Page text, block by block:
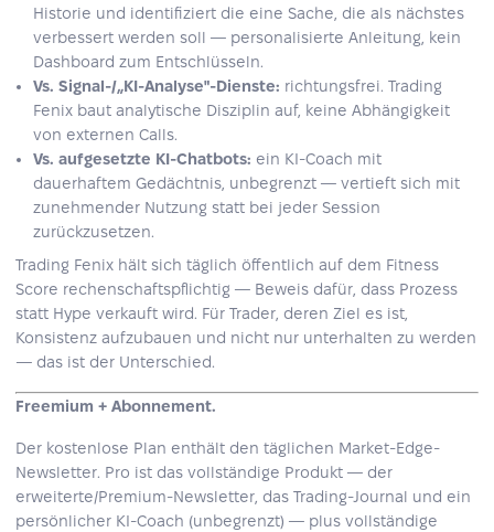
Historie und identifiziert die eine Sache, die als nächstes
verbessert werden soll — personalisierte Anleitung, kein
Dashboard zum Entschlüsseln.
Vs. Signal-/„KI-Analyse"-Dienste: richtungsfrei. Trading
Fenix baut analytische Disziplin auf, keine Abhängigkeit
von externen Calls.
Vs. aufgesetzte KI-Chatbots: ein KI-Coach mit
dauerhaftem Gedächtnis, unbegrenzt — vertieft sich mit
zunehmender Nutzung statt bei jeder Session
zurückzusetzen.
Trading Fenix hält sich täglich öffentlich auf dem Fitness
Score rechenschaftspflichtig — Beweis dafür, dass Prozess
statt Hype verkauft wird. Für Trader, deren Ziel es ist,
Konsistenz aufzubauen und nicht nur unterhalten zu werden
— das ist der Unterschied.
Freemium + Abonnement.
Der kostenlose Plan enthält den täglichen Market-Edge-
Newsletter. Pro ist das vollständige Produkt — der
erweiterte/Premium-Newsletter, das Trading-Journal und ein
persönlicher KI-Coach (unbegrenzt) — plus vollständige